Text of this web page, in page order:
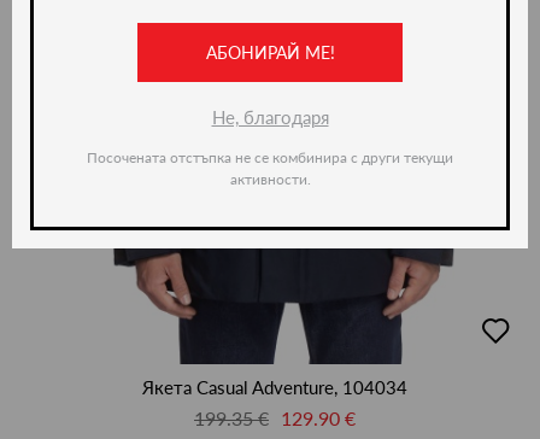
в
Якета Casual Adventure, 104034
199.35 € 129.90 €
АБОНИРАЙ МЕ!
Не, благодаря
Посочената отстъпка не се комбинира с други текущи
активности.